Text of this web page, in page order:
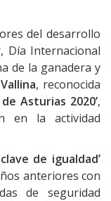
del desarrollo
Día Internacional
de la ganadera y
, reconocida
Asturias 2020’,
en la actividad
de igualdad’
anteriores con
de seguridad